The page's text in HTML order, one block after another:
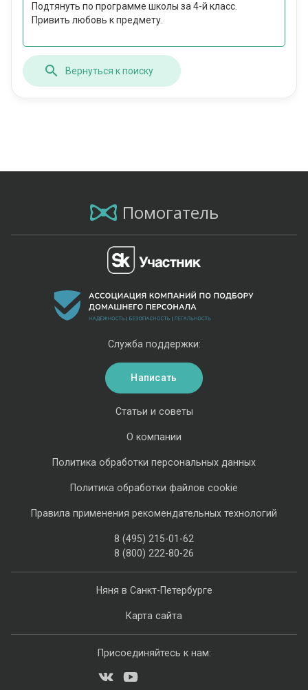
Подтянуть по программе школы за 4-й класс.
Привить любовь к предмету.
Вернуться к поиску
Помогатель
Няня в Санкт-Петербурге
Карта сайта
Статьи и советы
О компании
Политика обработки персональных данных
Политика обработки файлов cookie
Правила применения рекомендательных технологий
8 (495) 215-01-62
8 (800) 222-80-26
Служба поддержки:
Написать
Присоединяйтесь к нам: